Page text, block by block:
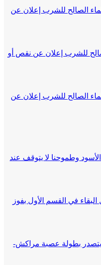
الصالح للشرب إعلان عن
للشرب إعلان عن نقص أو
الصالح للشرب إعلان عن
وطموحنا لا يتوقف عند
في القسم الأول بفوز
يتصدر بطولة عصبة مراكش-